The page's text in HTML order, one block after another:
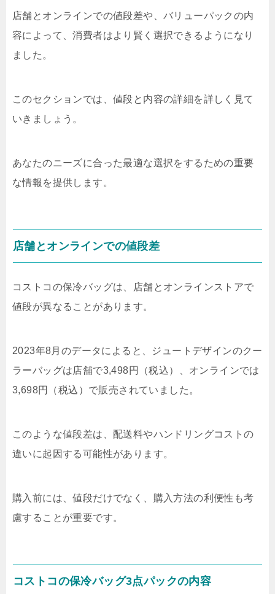
店舗とオンラインでの値段差や、バリューパックの内
容によって、消費者はより賢く選択できるようになり
ました。
このセクションでは、値段と内容の詳細を詳しく見て
いきましょう。
あなたのニーズに合った最適な選択をするための重要
な情報を提供します。
店舗とオンラインでの値段差
コストコの保冷バッグは、店舗とオンラインストアで
値段が異なることがあります。
2023年8月のデータによると、ジュートデザインのクー
ラーバッグは店舗で3,498円（税込）、オンラインでは
3,698円（税込）で販売されていました。
このような値段差は、配送料やハンドリングコストの
違いに起因する可能性があります。
購入前には、値段だけでなく、購入方法の利便性も考
慮することが重要です。
コストコの保冷バッグ3点パックの内容